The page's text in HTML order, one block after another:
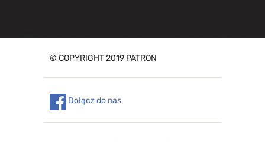
© COPYRIGHT 2019 PATRON
Dołącz do nas